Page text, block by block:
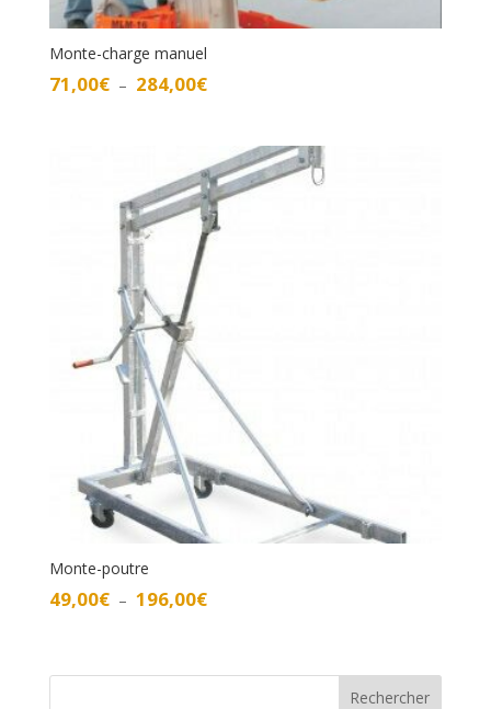
Monte-charge manuel
71,00€ – 284,00€Plage
71,00€
à
284,00€
Monte-poutre
49,00€ – 196,00€Plage
49,00€
Rechercher